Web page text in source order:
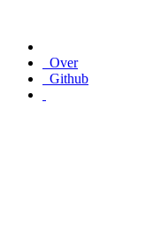
Over
Github